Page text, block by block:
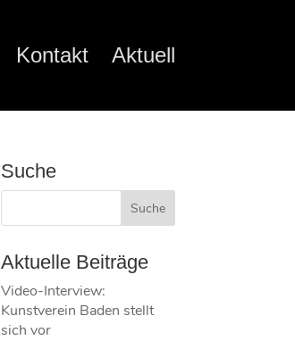
Kontakt Aktuell
Suche
Aktuelle Beiträge
Video-Interview:
Kunstverein Baden stellt
sich vor